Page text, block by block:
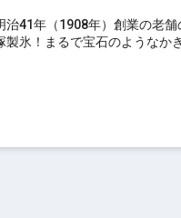
治41年（1908年）創業の老舗
製氷！まるで宝石のようなか